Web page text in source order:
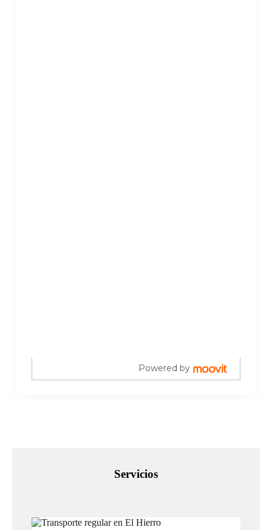
Powered by
Servicios